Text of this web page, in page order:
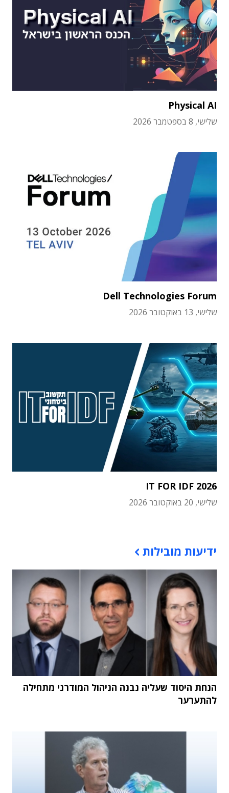
Physical AI
שלישי, 8 בספטמבר 2026
Dell Technologies Forum
שלישי, 13 באוקטובר 2026
IT FOR IDF 2026
שלישי, 20 באוקטובר 2026
ידיעות מובילות
הנחת היסוד שעליה נבנה הניהול המודרני מתחילה
להתערער